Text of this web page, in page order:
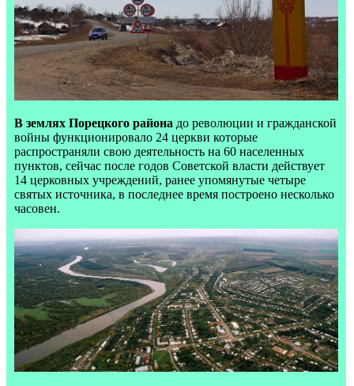
В землях Порецкого района до революции и гражданской
войны функционировало 24 церкви которые
распространяли свою деятельность на 60 населенных
пунктов, сейчас после годов Советской власти действует
14 церковных учреждений, ранее упомянутые четыре
святых источника, в последнее время построено несколько
часовен.